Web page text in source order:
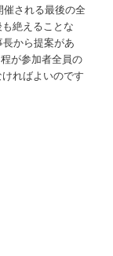
される最後の全
絶えることな
から提案があ
が参加者全員の
ればよいのです